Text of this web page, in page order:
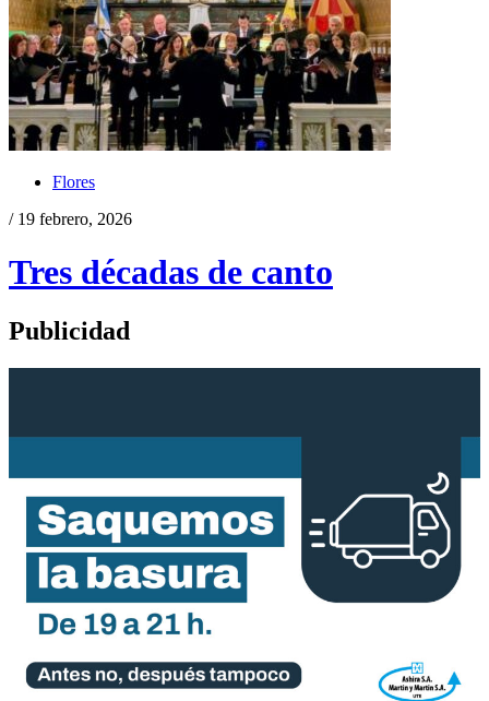
Flores
/ 19 febrero, 2026
Tres décadas de canto
Publicidad